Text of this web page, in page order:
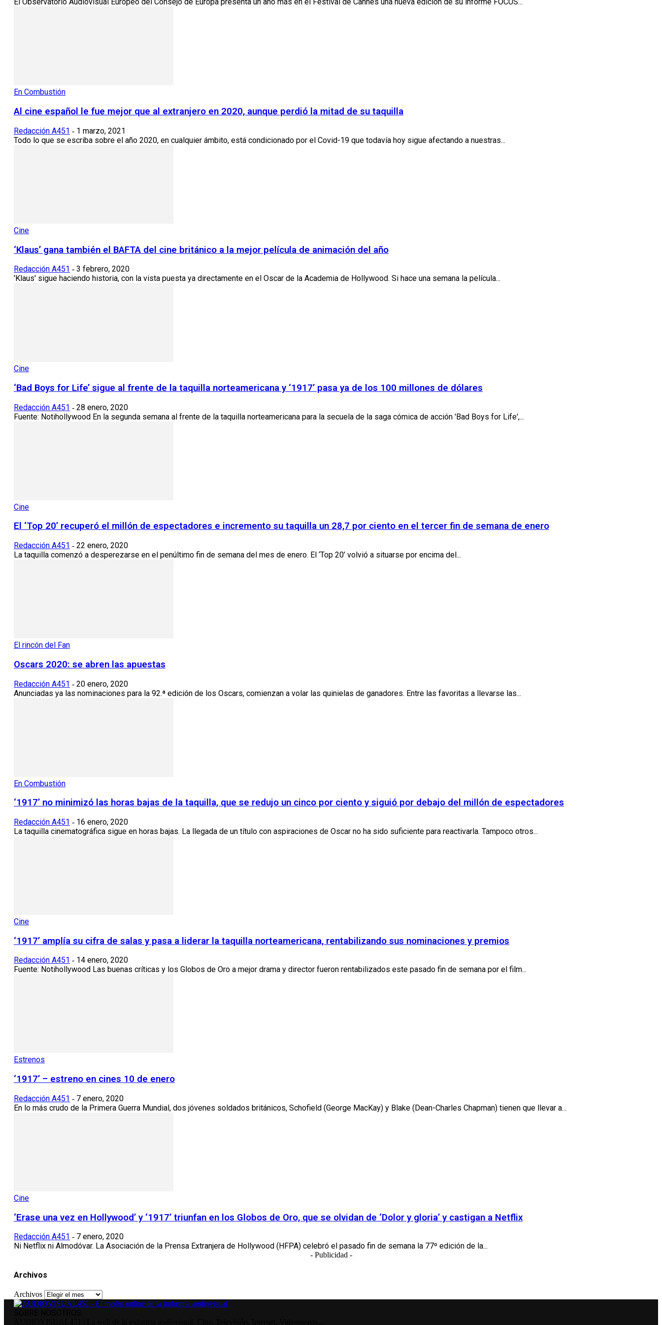
El Observatorio Audiovisual Europeo del Consejo de Europa presenta un año más en el Festival de Cannes una nueva edición de su informe FOCUS...
En Combustión
Al cine español le fue mejor que al extranjero en 2020, aunque perdió la mitad de su taquilla
Redacción A451 - 1 marzo, 2021
Todo lo que se escriba sobre el año 2020, en cualquier ámbito, está condicionado por el Covid-19 que todavía hoy sigue afectando a nuestras...
Cine
‘Klaus’ gana también el BAFTA del cine británico a la mejor película de animación del año
Redacción A451 - 3 febrero, 2020
'Klaus' sigue haciendo historia, con la vista puesta ya directamente en el Oscar de la Academia de Hollywood. Si hace una semana la película...
Cine
‘Bad Boys for Life’ sigue al frente de la taquilla norteamericana y ‘1917’ pasa ya de los 100 millones de dólares
Redacción A451 - 28 enero, 2020
Fuente: Notihollywood En la segunda semana al frente de la taquilla norteamericana para la secuela de la saga cómica de acción 'Bad Boys for Life',...
Cine
El ‘Top 20’ recuperó el millón de espectadores e incremento su taquilla un 28,7 por ciento en el tercer fin de semana de enero
Redacción A451 - 22 enero, 2020
La taquilla comenzó a desperezarse en el penúltimo fin de semana del mes de enero. El ‘Top 20’ volvió a situarse por encima del...
El rincón del Fan
Oscars 2020: se abren las apuestas
Redacción A451 - 20 enero, 2020
Anunciadas ya las nominaciones para la 92.ª edición de los Oscars, comienzan a volar las quinielas de ganadores. Entre las favoritas a llevarse las...
En Combustión
‘1917’ no minimizó las horas bajas de la taquilla, que se redujo un cinco por ciento y siguió por debajo del millón de espectadores
Redacción A451 - 16 enero, 2020
La taquilla cinematográfica sigue en horas bajas. La llegada de un título con aspiraciones de Oscar no ha sido suficiente para reactivarla. Tampoco otros...
Cine
‘1917’ amplía su cifra de salas y pasa a liderar la taquilla norteamericana, rentabilizando sus nominaciones y premios
Redacción A451 - 14 enero, 2020
Fuente: Notihollywood Las buenas críticas y los Globos de Oro a mejor drama y director fueron rentabilizados este pasado fin de semana por el film...
Estrenos
‘1917’ – estreno en cines 10 de enero
Redacción A451 - 7 enero, 2020
En lo más crudo de la Primera Guerra Mundial, dos jóvenes soldados británicos, Schofield (George MacKay) y Blake (Dean-Charles Chapman) tienen que llevar a...
Cine
‘Erase una vez en Hollywood’ y ‘1917’ triunfan en los Globos de Oro, que se olvidan de ‘Dolor y gloria’ y castigan a Netflix
Redacción A451 - 7 enero, 2020
Ni Netflix ni Almodóvar. La Asociación de la Prensa Extranjera de Hollywood (HFPA) celebró el pasado fin de semana la 77º edición de la...
- Publicidad -
Archivos
Archivos